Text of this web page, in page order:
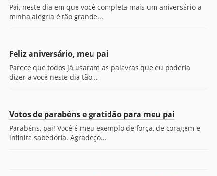
Pai, neste dia em que você completa mais um aniversário a
minha alegria é tão grande...
Feliz aniversário, meu pai
Parece que todos já usaram as palavras que eu poderia
dizer a você neste dia tão...
Votos de parabéns e gratidão para meu pai
Parabéns, pai! Você é meu exemplo de força, de coragem e
infinita sabedoria. Agradeço...